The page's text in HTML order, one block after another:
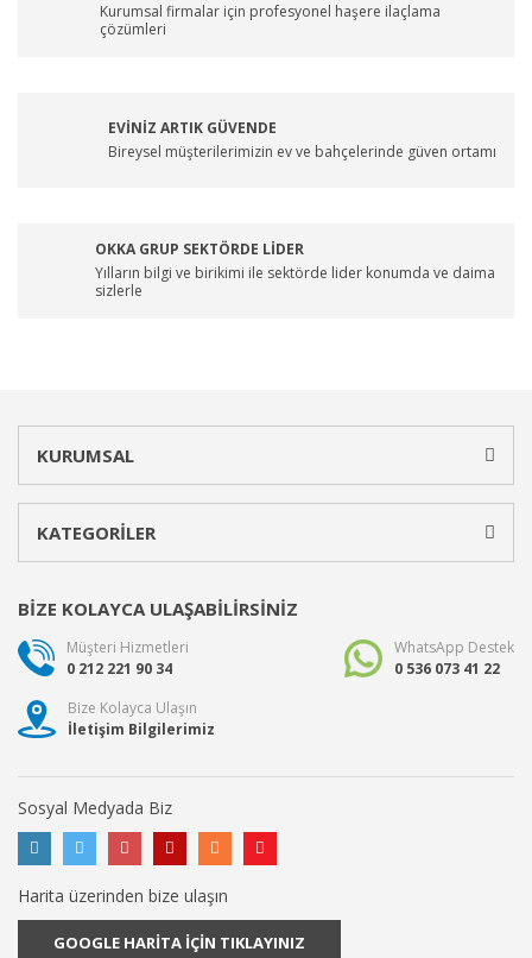
Kurumsal firmalar için profesyonel haşere ilaçlama
çözümleri
EVİNİZ ARTIK GÜVENDE
Bireysel müşterilerimizin ev ve bahçelerinde güven ortamı
OKKA GRUP SEKTÖRDE LİDER
Yılların bilgi ve birikimi ile sektörde lider konumda ve daima
sizlerle
KURUMSAL
KATEGORİLER
BİZE KOLAYCA ULAŞABİLİRSİNİZ
Müşteri Hizmetleri
0 212 221 90 34
WhatsApp Destek
0 536 073 41 22
Bize Kolayca Ulaşın
İletişim Bilgilerimiz
Sosyal Medyada Biz
Harita üzerinden bize ulaşın
GOOGLE HARİTA İÇİN TIKLAYINIZ